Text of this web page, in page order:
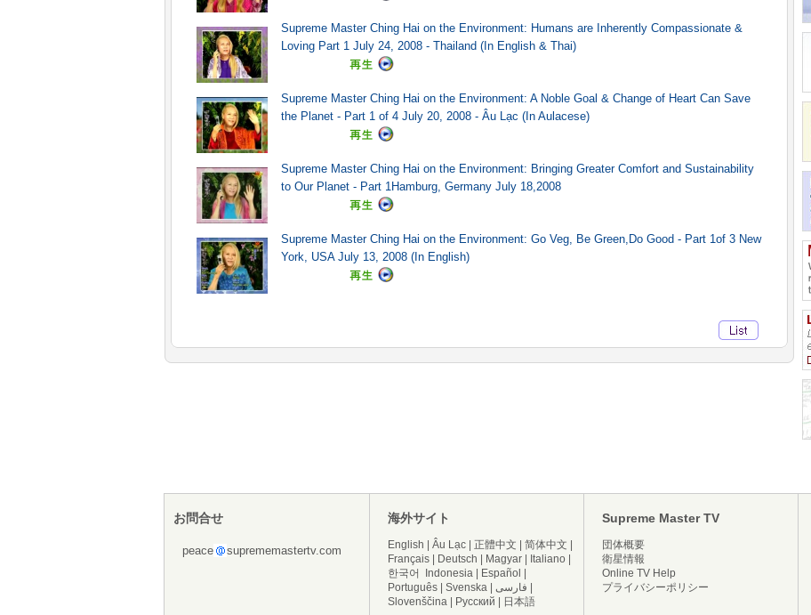
Supreme Master Ching Hai on the Environment: Humans are Inherently Compassionate &
Loving Part 1 July 24, 2008 - Thailand (In English & Thai)
Supreme Master Ching Hai on the Environment: A Noble Goal & Change of Heart Can Save
the Planet - Part 1 of 4 July 20, 2008 - Âu Lạc (In Aulacese)
Supreme Master Ching Hai on the Environment: Bringing Greater Comfort and Sustainability
to Our Planet - Part 1Hamburg, Germany July 18,2008
Supreme Master Ching Hai on the Environment: Go Veg, Be Green,Do Good - Part 1of 3 New
York, USA July 13, 2008 (In English)
お問合せ
peace suprememastertv.com
海外サイト
English Âu Lạc 正體中文 简体中文
Français
Deutsch Magyar Italiano
한국어
Indonesia Español
Português
Svenska فارسی
Slovenščina
Русский 日本語
Supreme Master TV
団体概要
衛星情報
Online TV Help
プライバシーポリシー